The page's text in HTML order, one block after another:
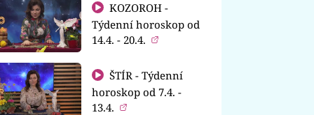
KOZOROH -
Týdenní horoskop od
14.4. - 20.4.
ŠTÍR - Týdenní
horoskop od 7.4. -
13.4.